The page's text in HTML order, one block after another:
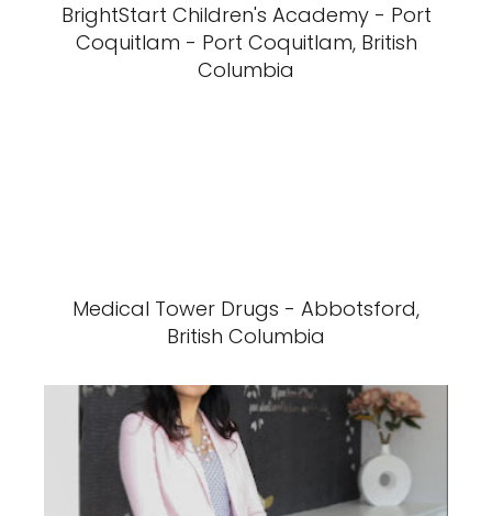
BrightStart Children's Academy - Port
Coquitlam - Port Coquitlam, British
Columbia
Medical Tower Drugs - Abbotsford,
British Columbia